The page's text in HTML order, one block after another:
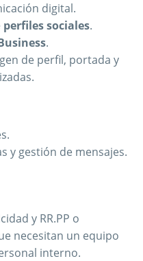
digital.
perfiles sociales.
.
de perfil, portada y
y gestión de mensajes.
y RR.PP o
necesitan un equipo
interno.